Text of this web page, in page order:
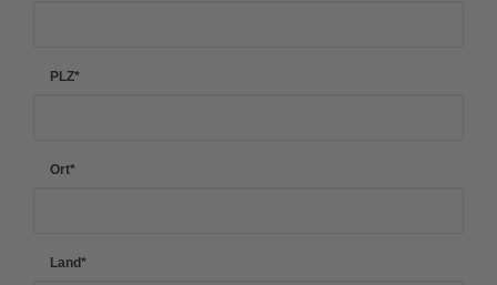
PLZ*
Ort*
Land*